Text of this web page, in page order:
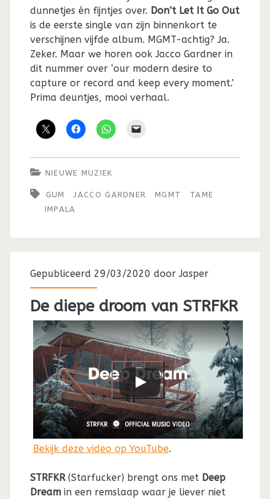
dunnetjes én fijntjes over. Don’t Let It Go Out
is de eerste single van zijn binnenkort te
verschijnen vijfde album. MGMT-achtig? Ja.
Zeker. Maar we horen ook Jacco Gardner in
dit nummer over ‘our modern desire to
capture or record and keep every moment.’
Prima deuntjes, mooi verhaal.
NIEUWE MUZIEK
GUM JACCO GARDNER MGMT
TAME
IMPALA
Gepubliceerd 29/03/2020 doorJasper
De diepe droom van STRFKR
Bekijk deze video op YouTube.
STRFKR(Starfucker) brengt ons met Deep
Dreamin een remslaap waar je liever niet